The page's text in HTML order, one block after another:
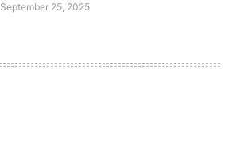
September 25, 2025